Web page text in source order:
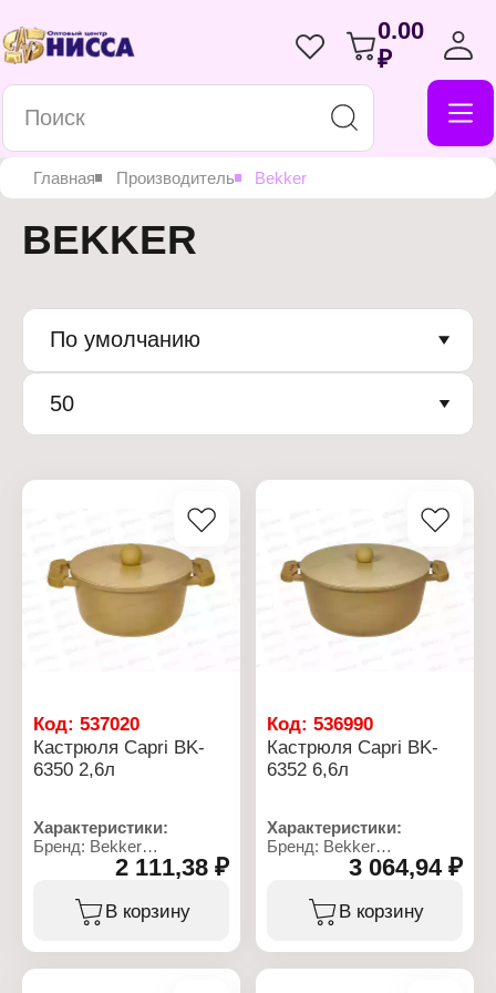
0.00
₽
Главная Производитель Bekker
BEKKER
По умолчанию
50
Код: 537020
Кастрюля Capri BK-
6350 2,6л
Характеристики:
Бренд: Bekker
Артикул: ВК-6350
Тип товара: Кастрюля
Диаметр: 20 см
2 111,38 ₽
В корзину
Код:536990
Кастрюля Capri BK-
6352 6,6л
Характеристики:
Бренд: Bekker
Артикул: ВК-6352
Тип товара: Кастрюля
Диаметр: 28 см
3 064,94 ₽
В корзину